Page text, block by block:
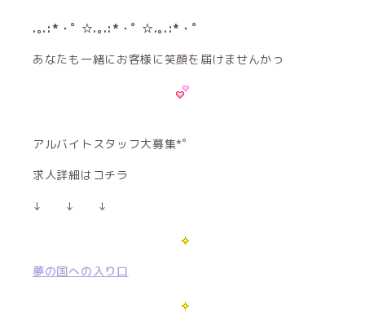
.｡.:*・ﾟ ☆.｡.:*・ﾟ ☆.｡.:*・ﾟ
あなたも一緒にお客様に笑顔を届けませんかっ
アルバイトスタッフ大募集*゜
求人詳細はコチラ
↓ ↓ ↓
夢の国への入り口